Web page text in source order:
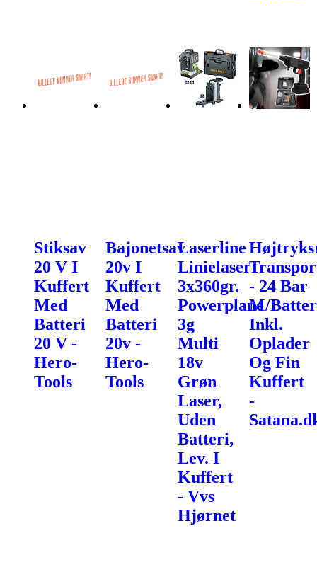
Stiksav
20 V I
Kuffert
Med
Batteri
20 V -
Hero-
Tools
Bajonetsav
20v I
Kuffert
Med
Batteri
20v -
Hero-
Tools
Laserline
Linielaser
3x360gr.
Powerplane
3g
Multi
18v
Grøn
Laser,
Uden
Batteri,
Lev. I
Kuffert
- Vvs
Hjørnet
- 24 Bar
M/
Inkl.
Oplader
Og Fin
Kuffert
-